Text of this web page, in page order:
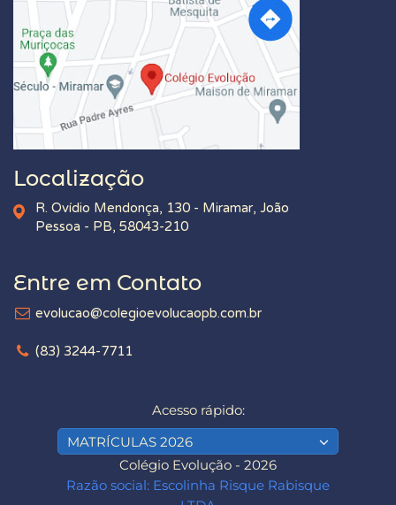
Localização
R. Ovídio Mendonça, 130 - Miramar, João
Pessoa - PB, 58043-210
Entre em Contato
evolucao@colegioevolucaopb.com.br
(83) 3244-7711
Colégio Evolução - 2026
Razão social: Escolinha Risque Rabisque
Acesso rápido:
MATRÍCULAS 2026